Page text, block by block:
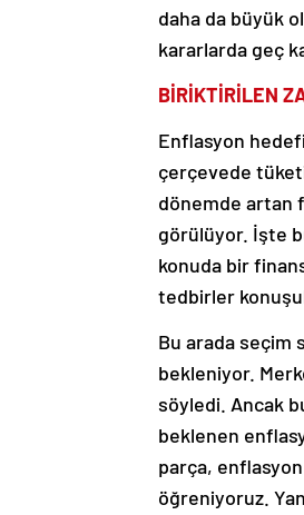
daha da büyük
kararlarda geç
BİRİKTİRİLEN
Enflasyon
çerçevede
dönemde artan
görülüyor. İşte
konuda bir
tedbirler
Bu arada seçim
bekleniyor.
söyledi. Ancak
beklenen
parça,
öğreniyoruz.